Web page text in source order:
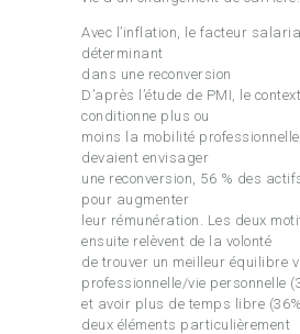
Avec l’inflation, le facteur
déterminant
dans une reconversion
D’après l’étude de PMI, le
conditionne plus ou
moins la mobilité
devaient envisager
une reconversion, 56 % des
pour augmenter
leur rémunération. Les deux
ensuite relèvent de la volonté
de trouver un meilleur équilibre
professionnelle/vie personnelle
et avoir plus de temps libre
deux éléments particulièrement